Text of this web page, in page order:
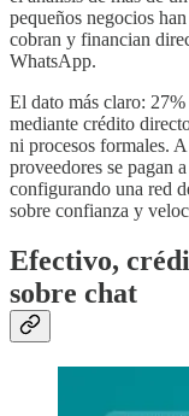
pequeños negocios
cobran y financian
WhatsApp.
El dato más claro: 27%
mediante crédito
ni procesos formales.
proveedores se
configurando una red
sobre confianza y
Efectivo,
sobre chat